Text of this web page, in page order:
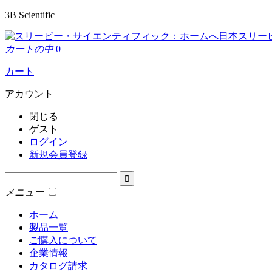
3B Scientific
日本スリー
カートの中 0
カート
アカウント
閉じる
ゲスト
ログイン
新規会員登録
メニュー
ホーム
製品一覧
ご購入について
企業情報
カタログ請求